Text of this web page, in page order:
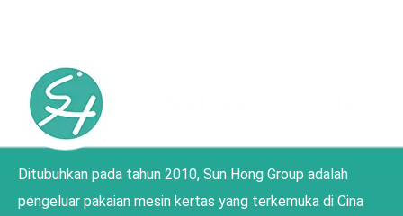
Ditubuhkan pada tahun 2010, Sun Hong Group adalah
pengeluar pakaian mesin kertas yang terkemuka di Cina